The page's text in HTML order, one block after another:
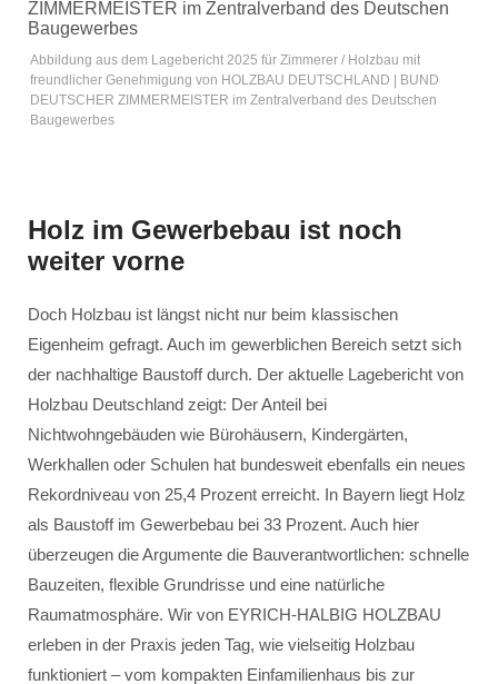
Abbildung aus dem Lagebericht 2025 für Zimmerer / Holzbau mit
freundlicher Genehmigung von HOLZBAU DEUTSCHLAND | BUND
DEUTSCHER ZIMMERMEISTER im Zentralverband des Deutschen
Baugewerbes
Holz im Gewerbebau ist noch
weiter vorne
Doch Holzbau ist längst nicht nur beim klassischen
Eigenheim gefragt. Auch im gewerblichen Bereich setzt sich
der nachhaltige Baustoff durch. Der aktuelle Lagebericht von
Holzbau Deutschland zeigt: Der Anteil bei
Nichtwohngebäuden wie Bürohäusern, Kindergärten,
Werkhallen oder Schulen hat bundesweit ebenfalls ein neues
Rekordniveau von 25,4 Prozent erreicht. In Bayern liegt Holz
als Baustoff im Gewerbebau bei 33 Prozent. Auch hier
überzeugen die Argumente die Bauverantwortlichen: schnelle
Bauzeiten, flexible Grundrisse und eine natürliche
Raumatmosphäre. Wir von EYRICH-HALBIG HOLZBAU
erleben in der Praxis jeden Tag, wie vielseitig Holzbau
funktioniert – vom kompakten Einfamilienhaus bis zur